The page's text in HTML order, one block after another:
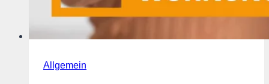
Allgemein